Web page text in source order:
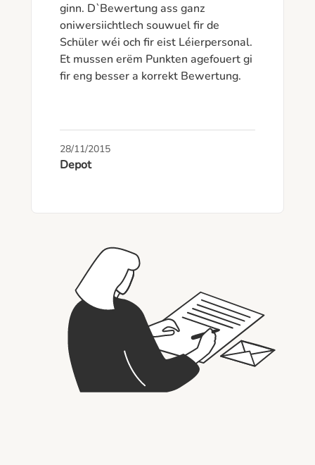
ginn. D`Bewertung ass ganz
oniwersiichtlech souwuel fir de
Schüler wéi och fir eist Léierpersonal.
Et mussen erëm Punkten agefouert gi
fir eng besser a korrekt Bewertung.
28/11/2015
Depot